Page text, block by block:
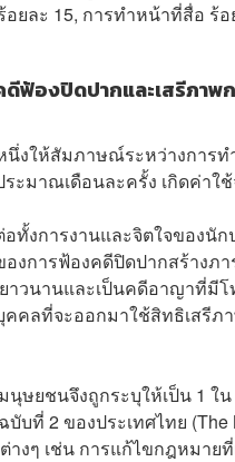
ละ 15, การทำหน้าที่สื่อ ร้อ
ฟ้องปิดปากและเสรีภาพ
ให้สัมภาษณ์ระหว่างการท
ะมาณเดือนละครั้ง เกิดค่าใช้
ทั้งการงานและจิตใจของ
งการฟ้องคดีปิดปากสร้างภ
าวนานและเป็นคดีอาญาที่มี
คลที่จะออกมาใช้สิทธิเสรี
ษยชนจึงถูกระบุให้เป็น 1 ใ
ที่ 2 ของประเทศไทย (The
งๆ เช่น การแก้ไขกฎหมาย